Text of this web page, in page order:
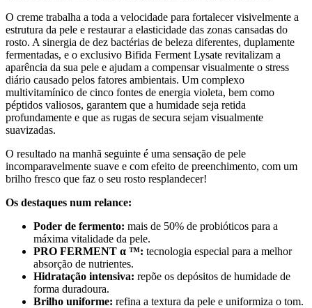
O creme trabalha a toda a velocidade para fortalecer visivelmente a
estrutura da pele e restaurar a elasticidade das zonas cansadas do
rosto. A sinergia de dez bactérias de beleza diferentes, duplamente
fermentadas, e o exclusivo Bifida Ferment Lysate revitalizam a
aparência da sua pele e ajudam a compensar visualmente o stress
diário causado pelos fatores ambientais. Um complexo
multivitamínico de cinco fontes de energia violeta, bem como
péptidos valiosos, garantem que a humidade seja retida
profundamente e que as rugas de secura sejam visualmente
suavizadas.
O resultado na manhã seguinte é uma sensação de pele
incomparavelmente suave e com efeito de preenchimento, com um
brilho fresco que faz o seu rosto resplandecer!
Os destaques num relance:
Poder de fermento: mais de 50% de probióticos para a
máxima vitalidade da pele.
PRO FERMENT α ™: tecnologia especial para a melhor
absorção de nutrientes.
Hidratação intensiva: repõe os depósitos de humidade de
forma duradoura.
Brilho uniforme: refina a textura da pele e uniformiza o tom.